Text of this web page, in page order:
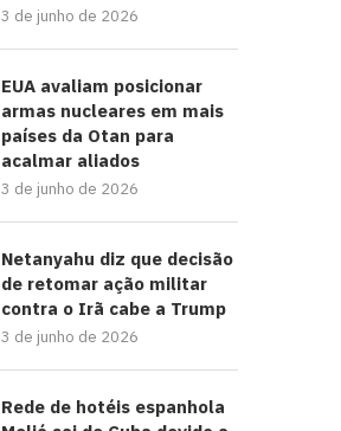
3 de junho de 2026
EUA avaliam posicionar
armas nucleares em mais
países da Otan para
acalmar aliados
3 de junho de 2026
Netanyahu diz que decisão
de retomar ação militar
contra o Irã cabe a Trump
3 de junho de 2026
Rede de hotéis espanhola